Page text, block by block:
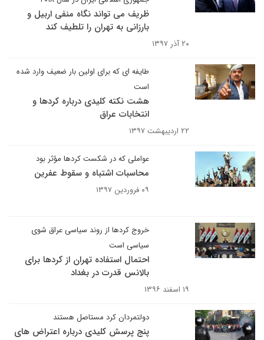
ظریف می تواند نگاه منفی اربیل و
بارزانی به تهران را تلطیف کند
۲۰ آذر ۱۳۹۷
طایفه ای که برای اولین بار ضعیف وارد شده
است
هشت نکته کلیدی درباره کردها و
انتخابات عراق
۲۲ اردیبهشت ۱۳۹۷
عواملی که در شکست کردها مؤثر بود
محاسبات اشتباه و سقوط عفرین
۰۹ فروردین ۱۳۹۷
خروج کردها از روند سیاسی عراق شوی
سیاسی است
احتمال استفاده تهران از کردها برای
بالانس قدرت در بغداد
۱۹ اسفند ۱۳۹۶
دولتمردان کرد مستاصل هستند
پنج پرسش کلیدی درباره اعتراض های